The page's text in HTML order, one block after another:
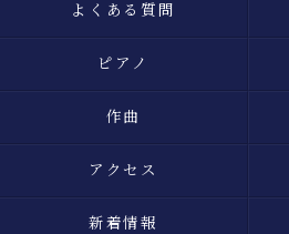
よくある質問
ピアノ
作曲
アクセス
新着情報